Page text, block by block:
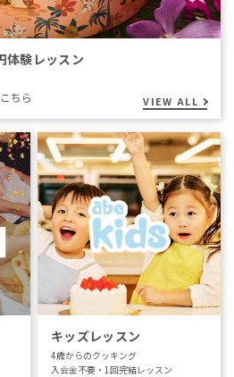
体験レッスン
ちら
VIEW ALL
キッズレッスン
4歳からのクッキング
入会金不要・1回完結レッスン